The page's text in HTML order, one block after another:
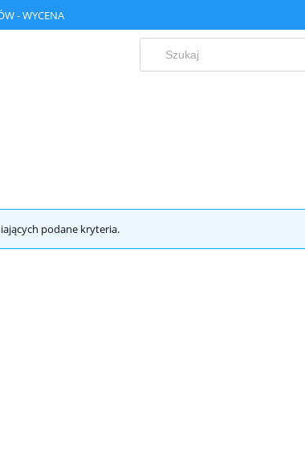
- WYCENA
podane kryteria.